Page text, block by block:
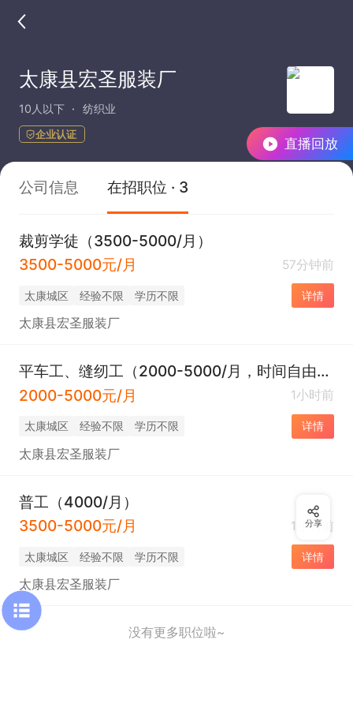
直播回放
太康县宏圣服装厂
10人以下 纺织业
企业认证
公司信息 在招职位 · 3
裁剪学徒（3500-5000/月）
3500-5000元/月
57分钟前
太康城区 经验不限 学历不限 详情
太康县宏圣服装厂
平车工、缝纫工（2000-5000/月，时间自由，不耽误接送孩子）
2000-5000元/月
1小时前
太康城区 经验不限 学历不限 详情
太康县宏圣服装厂
普工（4000/月）
3500-5000元/月
1小时前
太康城区 经验不限 学历不限 详情
太康县宏圣服装厂
没有更多职位啦~
分享